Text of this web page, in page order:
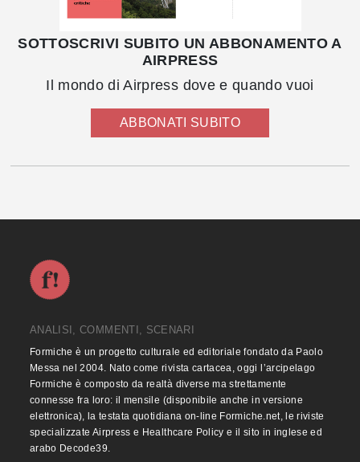
SOTTOSCRIVI SUBITO UN ABBONAMENTO A
AIRPRESS
Il mondo di Airpress dove e quando vuoi
ABBONATI SUBITO
ANALISI, COMMENTI, SCENARI
Formiche è un progetto culturale ed editoriale fondato da Paolo
Messa nel 2004. Nato come rivista cartacea, oggi l’arcipelago
Formiche è composto da realtà diverse ma strettamente
connesse fra loro: il mensile (disponibile anche in versione
elettronica), la testata quotidiana on-line Formiche.net, le riviste
specializzate Airpress e Healthcare Policy e il sito in inglese ed
arabo Decode39.